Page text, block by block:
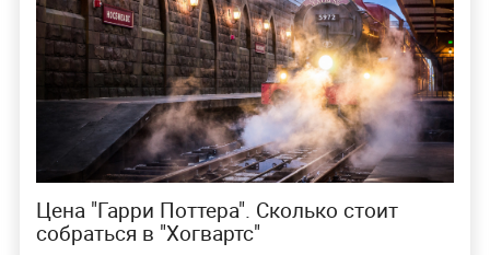
Цена "Гарри Поттера". Сколько стоит
собраться в "Хогвартс"